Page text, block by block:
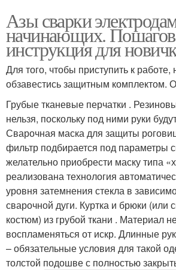
Азы сварки
начинающих.
инструкция для
Для того, чтобы приступить к
обзавестись защитным комплектом.
Грубые тканевые перчатки .
нельзя, поскольку под ними руки
Сварочная маска для защиты
фильтр подбирается под параметры
желательно приобрести маску типа
реализована технология
уровня затемнения стекла в
сварочной дуги. Куртка и брюки (или
костюм) из грубой ткани . Материал
воспламеняться от искр. Длинные
– обязательные условия для такой
толстой подошве с полностью